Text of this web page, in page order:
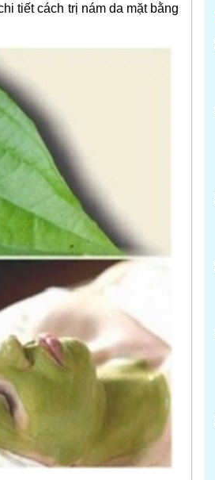
tiết cách trị nám da mặt bằng